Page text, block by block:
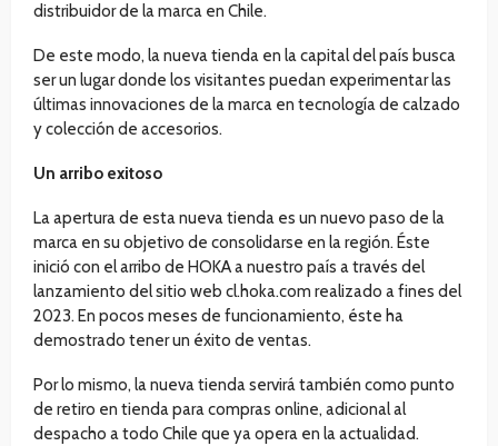
distribuidor de la marca en Chile.
De este modo, la nueva tienda en la capital del país busca
ser un lugar donde los visitantes puedan experimentar las
últimas innovaciones de la marca en tecnología de calzado
y colección de accesorios.
Un arribo exitoso
La apertura de esta nueva tienda es un nuevo paso de la
marca en su objetivo de consolidarse en la región. Éste
inició con el arribo de HOKA a nuestro país a través del
lanzamiento del sitio web cl.hoka.com realizado a fines del
2023. En pocos meses de funcionamiento, éste ha
demostrado tener un éxito de ventas.
Por lo mismo, la nueva tienda servirá también como punto
de retiro en tienda para compras online, adicional al
despacho a todo Chile que ya opera en la actualidad.